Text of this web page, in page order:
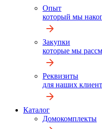
Опыт
который мы
Закупки
которые мы
Реквизиты
для наших
Каталог
Домокомплекты